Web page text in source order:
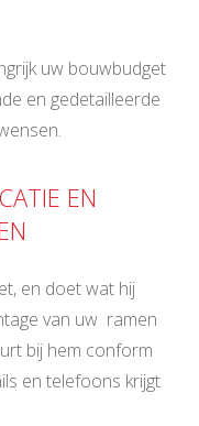
uw bouwbudget
en gedetailleerde
EN
en doet wat hij
van uw ramen
bij hem conform
en telefoons krijgt